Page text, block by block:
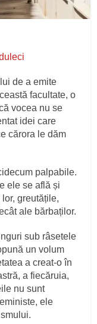
de a emite
facultate, o
vocea nu se
idei care
cărora le dăm
palpabile.
ele se află și
greutățile,
ale bărbaților.
sub râsetele
un volum
a creat-o în
a fiecăruia,
nu sunt
ele